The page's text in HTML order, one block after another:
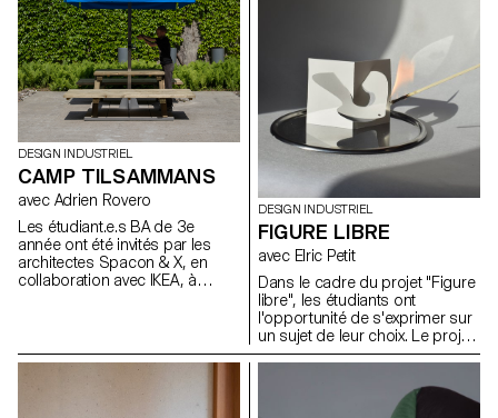
comportent des particularités
singulières inhérentes au
processus du moulage. Les
moules (matériaux libres) à
même titre que les objets
moulés en plâtre ont été
montré aux évaluations sous la
forme d'une exposition
collective.
DESIGN INDUSTRIEL
CAMP TILSAMMANS
avec Adrien Rovero
Les étudiant.e.s BA de 3e
année ont été invités par les
architectes Spacon & X, en
collaboration avec IKEA, à
camp Tillsammans ("Tous
ensemble"). L'objectif était de
microarchitecture qui réponde
DESIGN INDUSTRIEL
FIGURE LIBRE
avec Elric Petit
Dans le cadre du projet "Figure
libre", les étudiants ont
l'opportunité de s'exprimer sur
un sujet de leur choix. Le projet
encourage l'intégration de
leur mémoire, ainsi que le choix
d'un domaine correspondant à